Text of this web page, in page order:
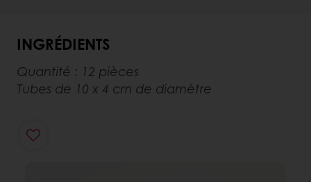
INGRÉDIENTS
Quantité : 12 pièces
Tubes de 10 x 4 cm de diamètre